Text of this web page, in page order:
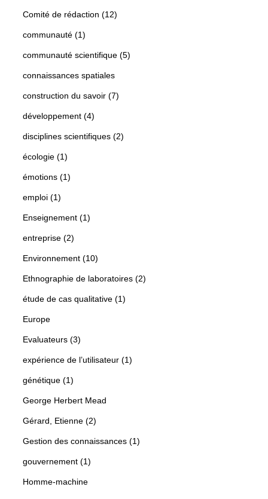
Comité de rédaction (12)
communauté (1)
communauté scientifique (5)
connaissances spatiales
construction du savoir (7)
développement (4)
disciplines scientifiques (2)
écologie (1)
émotions (1)
emploi (1)
Enseignement (1)
entreprise (2)
Environnement (10)
Ethnographie de laboratoires (2)
étude de cas qualitative (1)
Europe
Evaluateurs (3)
expérience de l’utilisateur (1)
génétique (1)
George Herbert Mead
Gérard, Etienne (2)
Gestion des connaissances (1)
gouvernement (1)
Homme-machine